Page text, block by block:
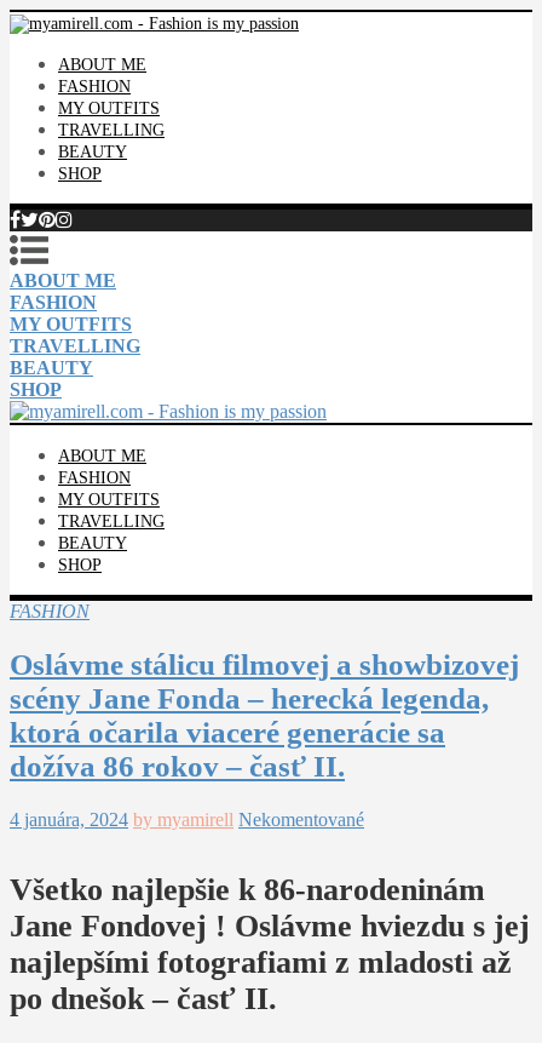
ABOUT ME
FASHION
MY OUTFITS
TRAVELLING
BEAUTY
SHOP
ABOUT ME
FASHION
MY OUTFITS
TRAVELLING
BEAUTY
SHOP
ABOUT ME
FASHION
MY OUTFITS
TRAVELLING
BEAUTY
SHOP
FASHION
Oslávme stálicu filmovej a showbizovej
scény Jane Fonda – herecká legenda,
ktorá očarila viaceré generácie sa
dožíva 86 rokov – časť II.
4 januára, 2024 by myamirell Nekomentované
Všetko najlepšie k 86-narodeninám
Jane Fondovej ! Oslávme hviezdu s jej
najlepšími fotografiami z mladosti až
po dnešok – časť II.